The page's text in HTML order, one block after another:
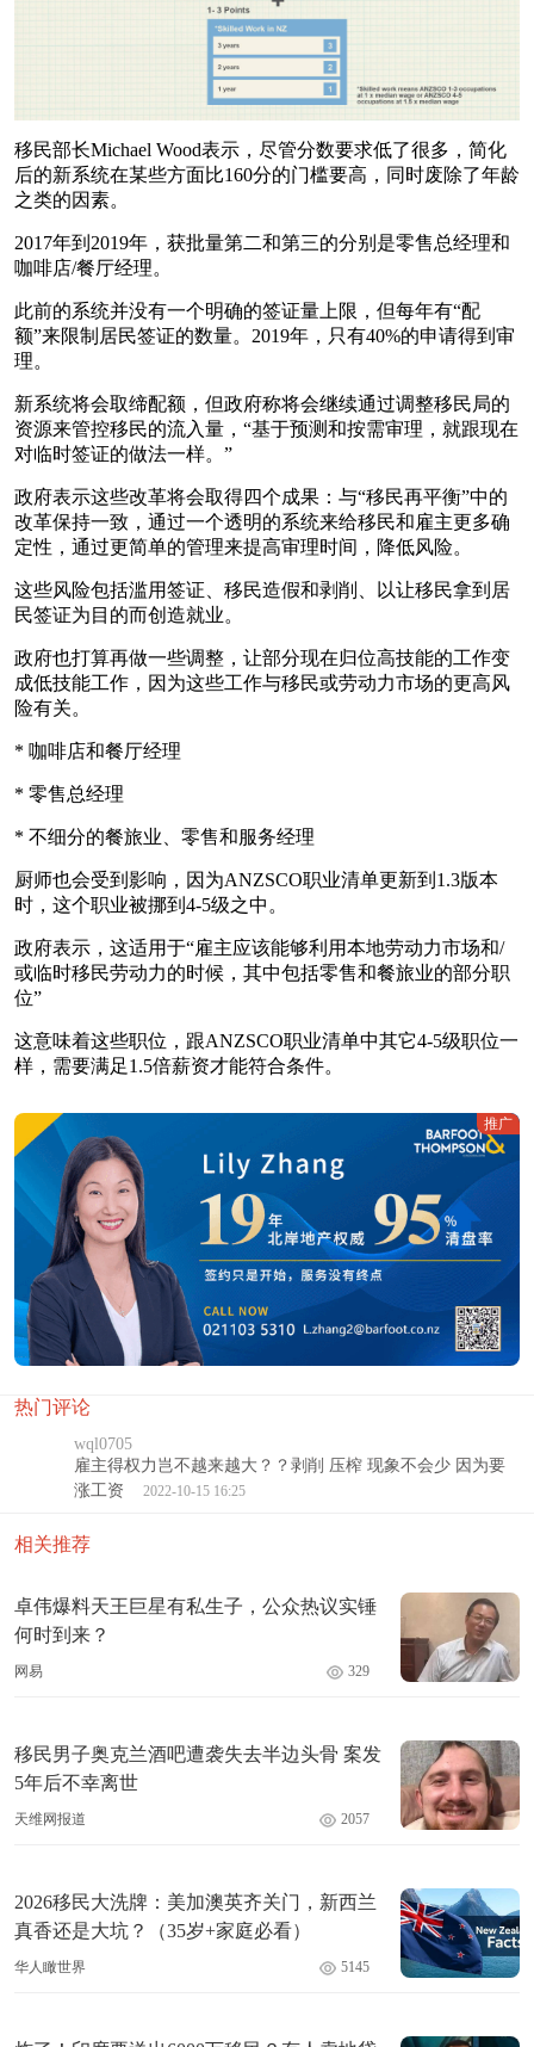
移民部长Michael Wood表示，尽管分数要求低了很多，简化
后的新系统在某些方面比160分的门槛要高，同时废除了年龄
之类的因素。
2017年到2019年，获批量第二和第三的分别是零售总经理和
咖啡店/餐厅经理。
此前的系统并没有一个明确的签证量上限，但每年有“配
额”来限制居民签证的数量。2019年，只有40%的申请得到审
理。
新系统将会取缔配额，但政府称将会继续通过调整移民局的
资源来管控移民的流入量，“基于预测和按需审理，就跟现在
对临时签证的做法一样。”
政府表示这些改革将会取得四个成果：与“移民再平衡”中的
改革保持一致，通过一个透明的系统来给移民和雇主更多确
定性，通过更简单的管理来提高审理时间，降低风险。
这些风险包括滥用签证、移民造假和剥削、以让移民拿到居
民签证为目的而创造就业。
政府也打算再做一些调整，让部分现在归位高技能的工作变
成低技能工作，因为这些工作与移民或劳动力市场的更高风
险有关。
* 咖啡店和餐厅经理
* 零售总经理
* 不细分的餐旅业、零售和服务经理
厨师也会受到影响，因为ANZSCO职业清单更新到1.3版本
时，这个职业被挪到4-5级之中。
政府表示，这适用于“雇主应该能够利用本地劳动力市场和/
或临时移民劳动力的时候，其中包括零售和餐旅业的部分职
位”
这意味着这些职位，跟ANZSCO职业清单中其它4-5级职位一
样，需要满足1.5倍薪资才能符合条件。
推广
热门评论
wql0705
雇主得权力岂不越来越大？？剥削 压榨 现象不会少 因为要
涨工资
2022-10-15 16:25
相关推荐
卓伟爆料天王巨星有私生子，公众热议实锤
何时到来？
网易 329
移民男子奥克兰酒吧遭袭失去半边头骨 案发
5年后不幸离世
天维网报道 2057
2026移民大洗牌：美加澳英齐关门，新西兰
真香还是大坑？（35岁+家庭必看）
华人瞰世界 5145